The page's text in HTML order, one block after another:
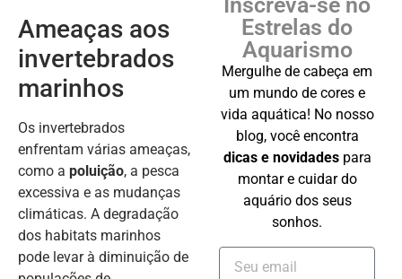
Ameaças aos
invertebrados
marinhos
Os invertebrados
enfrentam várias ameaças,
como a poluição, a pesca
excessiva e as mudanças
climáticas. A degradação
dos habitats marinhos
pode levar à diminuição de
Inscreva-se no
Estrelas do
Aquarismo
Mergulhe de cabeça em
um mundo de cores e
vida aquática! No nosso
blog, você encontra
dicas e novidadespara
montar e cuidar do
aquário dos seus
sonhos.